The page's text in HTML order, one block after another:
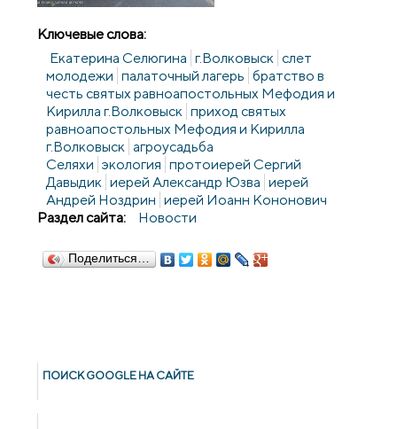
Ключевые слова:
Екатерина Селюгина г.Волковыск слет
молодежи палаточный лагерь братство в
честь святых равноапостольных Мефодия и
Кирилла г.Волковыск приход святых
равноапостольных Мефодия и Кирилла
г.Волковыск агроусадьба
Селяхи экология протоиерей Сергий
Давыдик иерей Александр Юзва иерей
Андрей Ноздрин иерей Иоанн Кононович
Раздел сайта:
Новости
Поделиться…
ПОИСК GOОGLE НА САЙТЕ